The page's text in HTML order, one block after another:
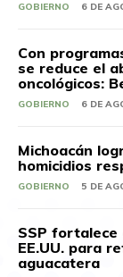
GOBIERNO 6 DE
Con
se reduce el
oncológicos:
GOBIERNO 6 DE
Michoacán
homicidios
GOBIERNO 5 DE
SSP fortalece
EE.UU. para
aguacatera